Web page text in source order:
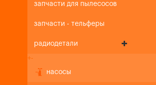
запчасти для пылесосов
запчасти - тельферы
радиодетали
+-
насосы